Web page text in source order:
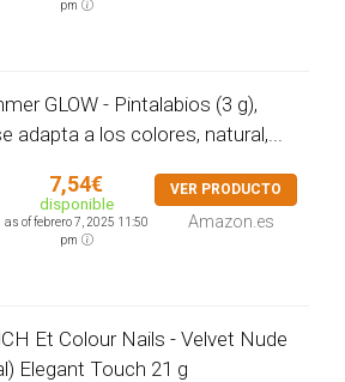
pm
GLOW - Pintalabios (3 g),
adapta a los colores, natural,...
7,54€
disponible
as of febrero 7, 2025 11:50
pm
VER PRODUCTO
Amazon.es
Et Colour Nails - Velvet Nude
Elegant Touch 21 g